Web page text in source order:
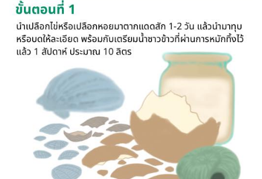
Search
for: